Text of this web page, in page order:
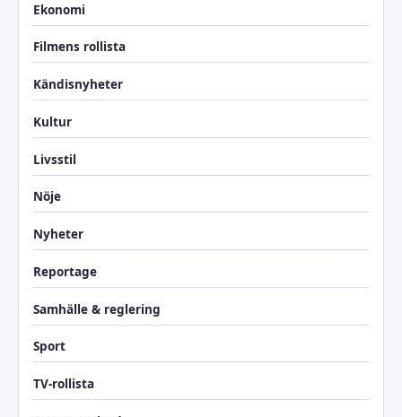
Ekonomi
Filmens rollista
Kändisnyheter
Kultur
Livsstil
Nöje
Nyheter
Reportage
Samhälle & reglering
Sport
TV-rollista